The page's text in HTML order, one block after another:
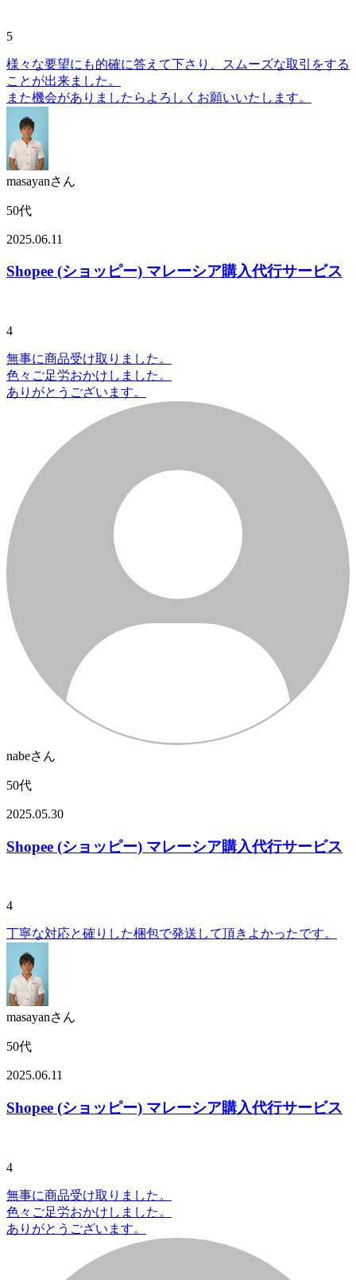
5
様々な要望にも的確に答えて下さり、スムーズな取引をする
ことが出来ました。
また機会がありましたらよろしくお願いいたします。
masayanさん
50代
2025.06.11
Shopee (ショッピー) マレーシア購入代行サービス
4
無事に商品受け取りました。
色々ご足労おかけしました。
ありがとうございます。
nabeさん
50代
2025.05.30
Shopee (ショッピー) マレーシア購入代行サービス
4
丁寧な対応と確りした梱包で発送して頂きよかったです。
masayanさん
50代
2025.06.11
Shopee (ショッピー) マレーシア購入代行サービス
4
無事に商品受け取りました。
色々ご足労おかけしました。
ありがとうございます。